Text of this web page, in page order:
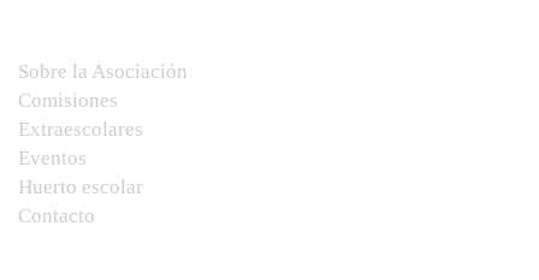
Sobre la Asociación
Comisiones
Extraescolares
Eventos
Huerto escolar
Contacto